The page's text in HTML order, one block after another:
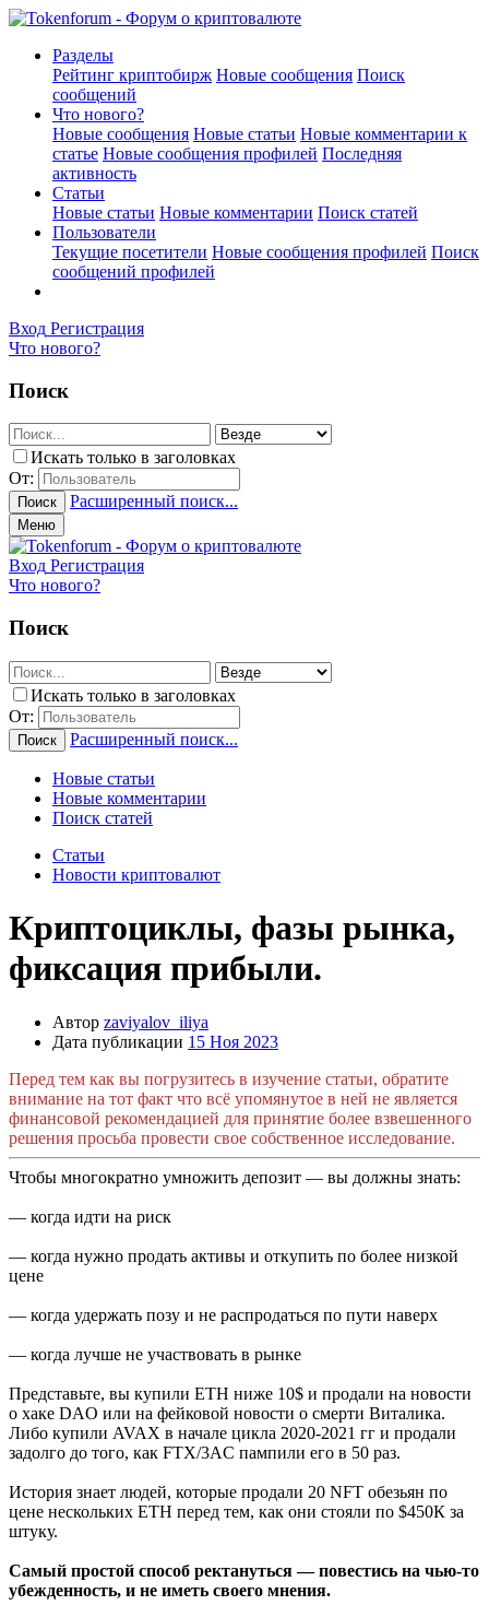
Разделы
Рейтинг криптобирж Новые сообщения Поиск
сообщений
Что нового?
Новые сообщения Новые статьи Новые комментарии к
статье Новые сообщения профилей Последняя
активность
Статьи
Новые статьи Новые комментарии Поиск статей
Пользователи
Текущие посетители Новые сообщения профилей Поиск
сообщений профилей
Вход Регистрация
Что нового?
Поиск
Искать только в заголовках
От:
Поиск Расширенный поиск...
Меню
Вход Регистрация
Что нового?
Поиск
Искать только в заголовках
От:
Поиск Расширенный поиск...
Новые статьи
Новые комментарии
Поиск статей
Статьи
Новости криптовалют
Криптоциклы, фазы рынка,
фиксация прибыли.
Автор zaviyalov_iliya
Дата публикации 15 Ноя 2023
Перед тем как вы погрузитесь в изучение статьи, обратите
внимание на тот факт что всё упомянутое в ней не является
финансовой рекомендацией для принятие более взвешенного
решения просьба провести свое собственное исследование.
Чтобы многократно умножить депозит — вы должны знать:
— когда идти на риск
— когда нужно продать активы и откупить по более низкой
цене
— когда удержать позу и не распродаться по пути наверх
— когда лучше не участвовать в рынке
Представьте, вы купили ETH ниже 10$ и продали на новости
о хаке DAO или на фейковой новости о смерти Виталика.
Либо купили AVAX в начале цикла 2020-2021 гг и продали
задолго до того, как FTX/3AC пампили его в 50 раз.
История знает людей, которые продали 20 NFT обезьян по
цене нескольких ETH перед тем, как они стояли по $450К за
штуку.
Самый простой способ ректануться — повестись на чью-то
убежденность, и не иметь своего мнения.